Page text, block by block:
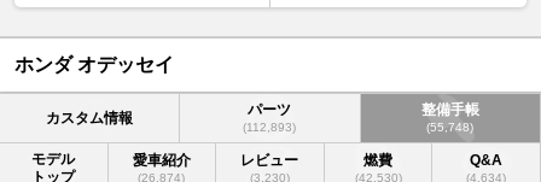
ホンダ オデッセイ
カスタム情報 パーツ
(112,893)
整備手帳
(55,748)
モデル
トップ
愛車紹介
(26,874)
レビュー
(3,230)
燃費
(42,530)
Q&A
(4,634)